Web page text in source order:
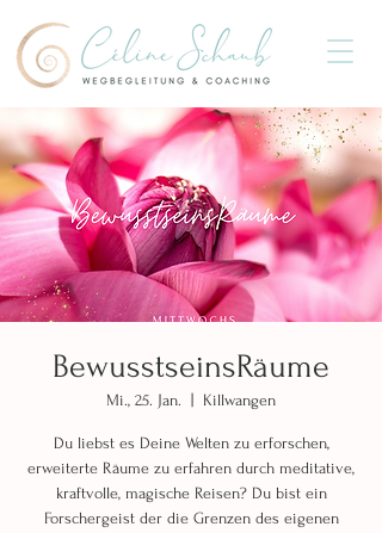
BewusstseinsRäume
Mi., 25. Jan. Killwangen
Du liebst es Deine Welten zu erforschen,
erweiterte Räume zu erfahren durch meditative,
kraftvolle, magische Reisen? Du bist ein
Forschergeist der die Grenzen des eigenen